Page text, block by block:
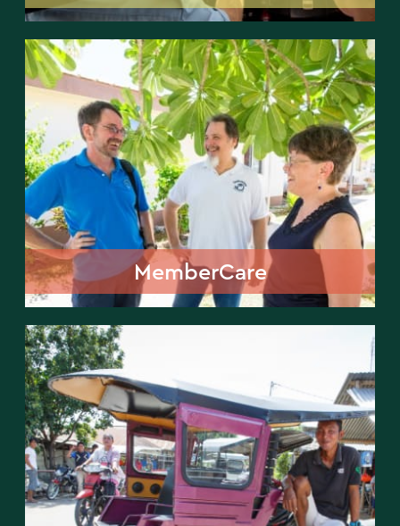
MemberCare
MemberCare
Quereinsteiger